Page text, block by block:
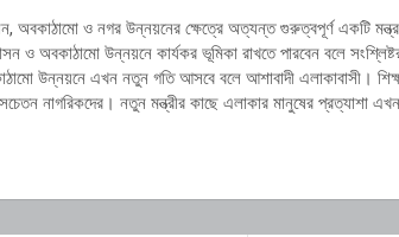
অবকাঠামো ও নগর উন্নয়নের ক্ষেত্রে অত্যন্ত গুরুত্বপূর্ণ একটি
ও অবকাঠামো উন্নয়নে কার্যকর ভূমিকা রাখতে পারবেন বলে
উন্নয়নে এখন নতুন গতি আসবে বলে আশাবাদী এলাকাবাসী।
নাগরিকদের। নতুন মন্ত্রীর কাছে এলাকার মানুষের প্রত্যাশা